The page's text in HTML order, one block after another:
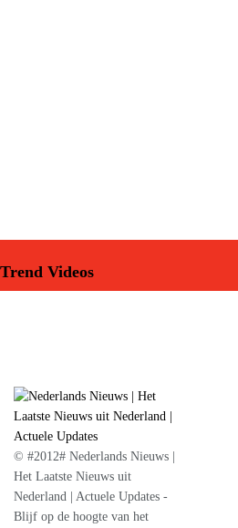
Trend Videos
© #2012# Nederlands Nieuws |
Het Laatste Nieuws uit
Nederland | Actuele Updates -
Blijf op de hoogte van het